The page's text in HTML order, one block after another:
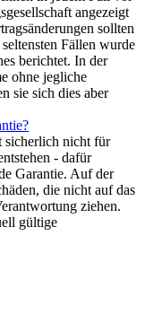
angezeigt
sollten
Fällen wurde
berichtet. In der
ohne jegliche
sie sich dies aber
sicherlich nicht für
- dafür
Garantie. Auf der
die nicht auf das
ziehen.
gültige